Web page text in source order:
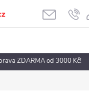
ZDARMA od 3000 Kč!